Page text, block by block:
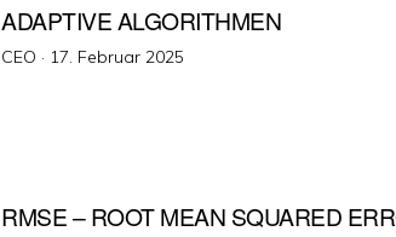
ADAPTIVE ALGORITHMEN
CEO · Veröffentlicht
17. Februar 2025
RMSE – ROOT MEAN SQUARED